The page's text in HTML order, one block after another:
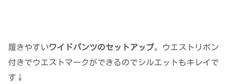
履きやすいワイドパンツのセットアップ。ウエストリボン
付きでウエストマークができるのでシルエットもキレイで
す↓